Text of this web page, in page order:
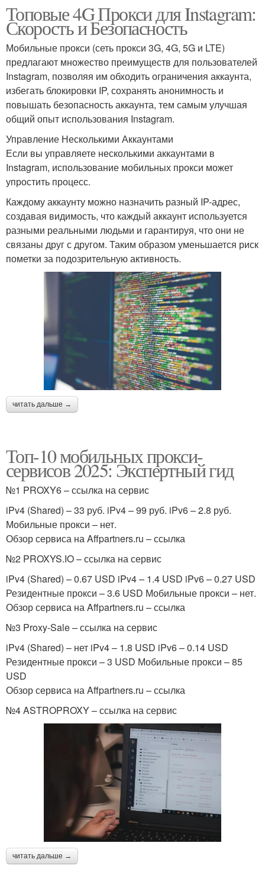
Топовые 4G Прокси для Instagram:
Скорость и Безопасность
Мобильные прокси (сеть прокси 3G, 4G, 5G и LTE)
предлагают множество преимуществ для пользователей
Instagram, позволяя им обходить ограничения аккаунта,
избегать блокировки IP, сохранять анонимность и
повышать безопасность аккаунта, тем самым улучшая
общий опыт использования Instagram.
Управление Несколькими Аккаунтами
Если вы управляете несколькими аккаунтами в
Instagram, использование мобильных прокси может
упростить процесс.
Каждому аккаунту можно назначить разный IP-адрес,
создавая видимость, что каждый аккаунт используется
разными реальными людьми и гарантируя, что они не
связаны друг с другом. Таким образом уменьшается риск
пометки за подозрительную активность.
читать дальше →
Топ-10 мобильных прокси-
сервисов 2025: Экспертный гид
№1 PROXY6 – ссылка на сервис
iPv4 (Shared) – 33 руб. iPv4 – 99 руб. iPv6 – 2.8 руб.
Мобильные прокси – нет.
Обзор сервиса на Affpartners.ru – ссылка
№2 PROXYS.IO – ссылка на сервис
iPv4 (Shared) – 0.67 USD iPv4 – 1.4 USD iPv6 – 0.27 USD
Резидентные прокси – 3.6 USD Мобильные прокси – нет.
Обзор сервиса на Affpartners.ru – ссылка
№3 Proxy-Sale – ссылка на сервис
iPv4 (Shared) – нет iPv4 – 1.8 USD iPv6 – 0.14 USD
Резидентные прокси – 3 USD Мобильные прокси – 85
USD
Обзор сервиса на Affpartners.ru – ссылка
№4 ASTROPROXY – ссылка на сервис
читать дальше →